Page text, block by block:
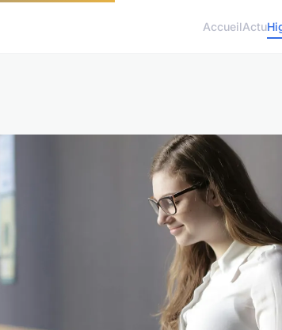
AccueilActu